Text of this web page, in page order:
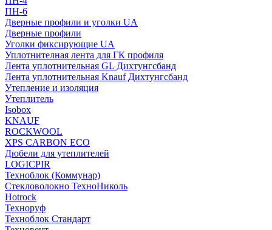
ПН-6
Дверные профили и уголки UA
Дверные профили
Уголки фиксирующие UA
Уплотнителная лента для ГК профиля
Лента уплотнительная GL Дихтунгсбанд
Лента уплотнительная Knauf Дихтунгсбанд
Утепление и изоляция
Утеплитель
Isobox
KNAUF
ROCKWOOL
XPS CARBON ECO
Дюбели для утеплителей
LOGICPIR
Техноблок (Коммунар)
Стекловолокно ТехноНиколь
Hotrock
Технoруф
Техноблок Стандарт